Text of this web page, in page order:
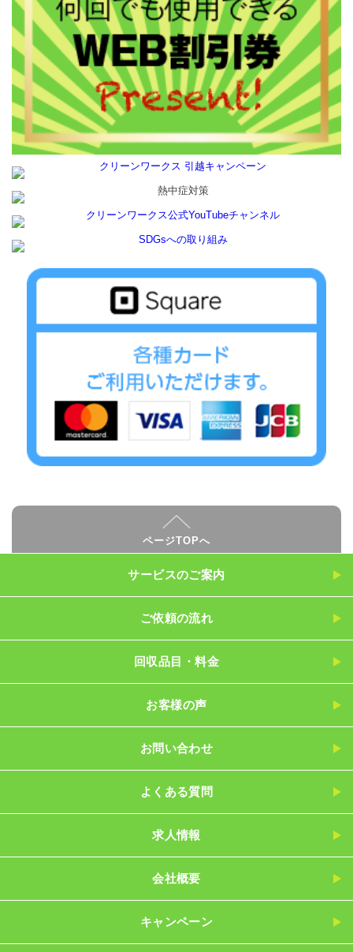
ページTOPへ
サービスのご案内
ご依頼の流れ
回収品目・料金
お客様の声
お問い合わせ
よくある質問
求人情報
会社概要
キャンペーン